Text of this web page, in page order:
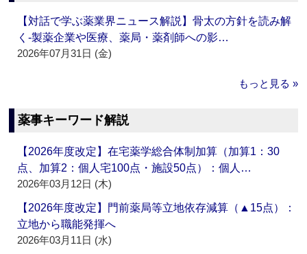
【対話で学ぶ薬業界ニュース解説】骨太の方針を読み解
く‐製薬企業や医療、薬局・薬剤師への影…
2026年07月31日 (金)
もっと見る »
薬事キーワード解説
【2026年度改定】在宅薬学総合体制加算（加算1：30
点、加算2：個人宅100点・施設50点）：個人…
2026年03月12日 (木)
【2026年度改定】門前薬局等立地依存減算（▲15点）：
立地から職能発揮へ
2026年03月11日 (水)